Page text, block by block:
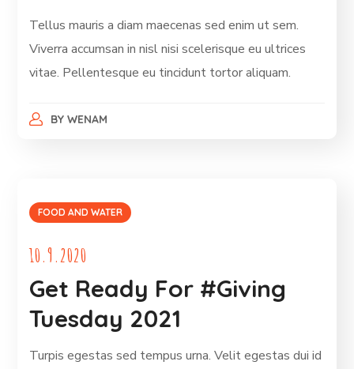
Tellus mauris a diam maecenas sed enim ut sem.
Viverra accumsan in nisl nisi scelerisque eu ultrices
vitae. Pellentesque eu tincidunt tortor aliquam.
BY WENAM
FOOD AND WATER
10.9.2020
Get Ready For #Giving
Tuesday 2021
Turpis egestas sed tempus urna. Velit egestas dui id